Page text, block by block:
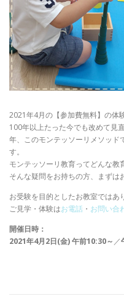
2021年4月の【参加費無料】の体
100年以上たった今でも改めて見
年、このモンテッソーリメソッド
す。
モンテッソーリ教育ってどんな教
そんな疑問をお持ちの方、まずは
お受験を⽬的としたお教室ではあ
ご⾒学・体験はお電話 ・ お問い合
開催日時：
2021年4月2日(金) 午前10:30～ ／